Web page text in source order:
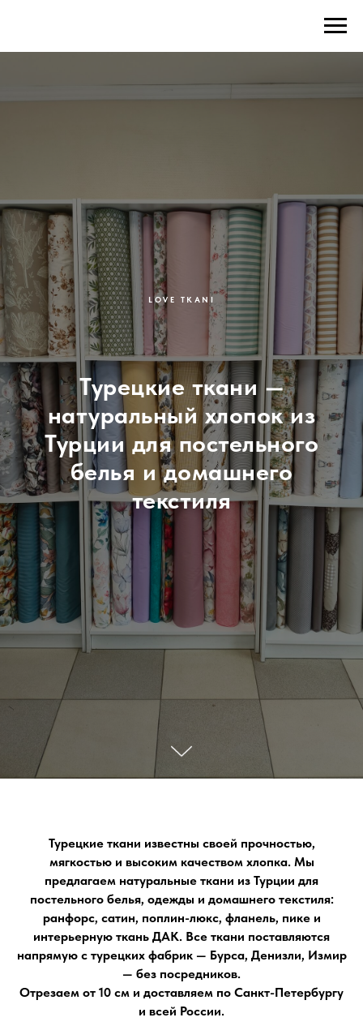
LOVE TKANI
Турецкие ткани —
натуральный хлопок из
Турции для постельного
белья и домашнего
текстиля
Турецкие ткани известны своей прочностью,
мягкостью и высоким качеством хлопка. Мы
предлагаем натуральные ткани из Турции для
постельного белья, одежды и домашнего текстиля:
ранфорс, сатин, поплин-люкс, фланель, пике и
интерьерную ткань ДАК. Все ткани поставляются
напрямую с турецких фабрик — Бурса, Денизли, Измир
— без посредников.
Отрезаем от 10 cм и доставляем по Санкт-Петербургу
и всей России.